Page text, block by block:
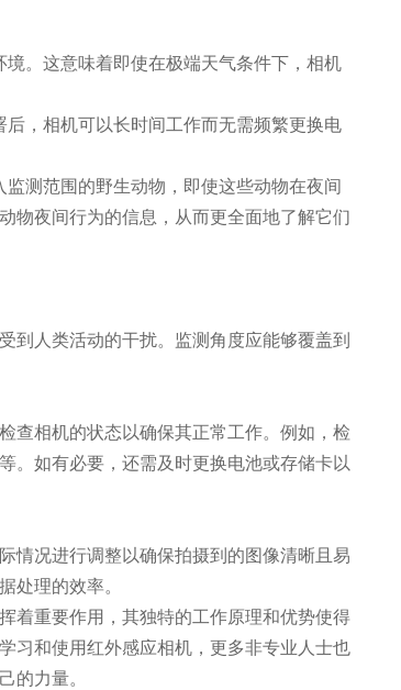
。这意味着即使在极端天气条件下，相机
，相机可以长时间工作而无需频繁更换电
测范围的野生动物，即使这些动物在夜间
物夜间行为的信息，从而更全面地了解它们
到人类活动的干扰。监测角度应能够覆盖到
查相机的状态以确保其正常工作。例如，检
。如有必要，还需及时更换电池或存储卡以
情况进行调整以确保拍摄到的图像清晰且易
处理的效率。
着重要作用，其独特的工作原理和优势使得
习和使用红外感应相机，更多非专业人士也
的力量。